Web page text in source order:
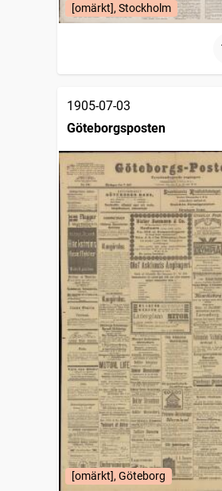
[omärkt], Stockholm
1905-07-03
Göteborgsposten
[omärkt], Göteborg